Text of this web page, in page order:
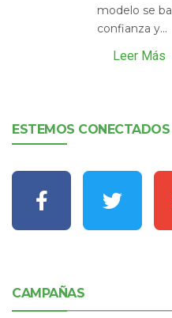
modelo se
confianza y...
Leer Más
ESTEMOS CONECTADOS
CAMPAÑAS